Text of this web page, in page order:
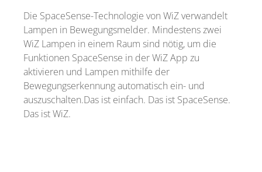
Die SpaceSense-Technologie von WiZ verwandelt
Lampen in Bewegungsmelder. Mindestens zwei
WiZ Lampen in einem Raum sind nötig, um die
Funktionen SpaceSense in der WiZ App zu
aktivieren und Lampen mithilfe der
Bewegungserkennung automatisch ein- und
auszuschalten.Das ist einfach. Das ist SpaceSense.
Das ist WiZ.